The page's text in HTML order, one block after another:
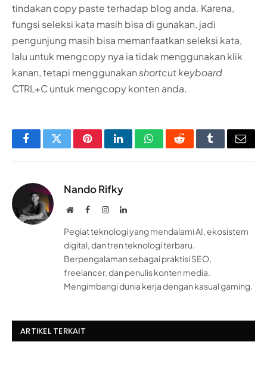
tindakan copy paste terhadap blog anda. Karena,
fungsi seleksi kata masih bisa di gunakan, jadi
pengunjung masih bisa memanfaatkan seleksi kata,
lalu untuk mengcopy nya ia tidak menggunakan klik
kanan, tetapi menggunakanshortcut keyboard
CTRL+C untuk mengcopy konten anda.
FacebookTwitterPinterestLinkedInWhatsAppRedditTumblrEmail
Nando Rifky
WebsiteFacebookInstagramLinkedIn
Pegiat teknologi yang mendalami AI, ekosistem
digital, dan tren teknologi terbaru.
Berpengalaman sebagai praktisi SEO,
freelancer, dan penulis konten media.
Mengimbangi dunia kerja dengan kasual gaming.
ARTIKEL TERKAIT